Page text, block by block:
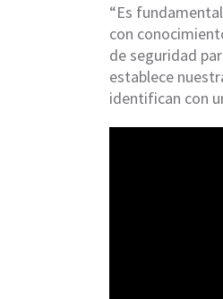
“Es
con
de seguridad
establece
identifican con